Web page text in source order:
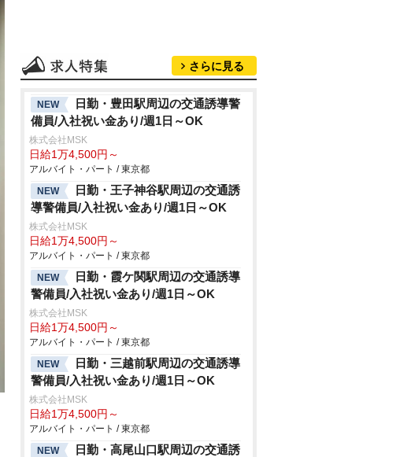
さらに見る
NEW
日勤・豊田駅周辺の交通誘導警
備員/入社祝い金あり/週1日～OK
株式会社MSK
日給1万4,500円～
アルバイト・パート / 東京都
NEW
日勤・王子神谷駅周辺の交通誘
導警備員/入社祝い金あり/週1日～OK
株式会社MSK
日給1万4,500円～
アルバイト・パート / 東京都
NEW
日勤・霞ケ関駅周辺の交通誘導
警備員/入社祝い金あり/週1日～OK
株式会社MSK
日給1万4,500円～
アルバイト・パート / 東京都
NEW
日勤・三越前駅周辺の交通誘導
警備員/入社祝い金あり/週1日～OK
株式会社MSK
日給1万4,500円～
アルバイト・パート / 東京都
NEW
日勤・高尾山口駅周辺の交通誘